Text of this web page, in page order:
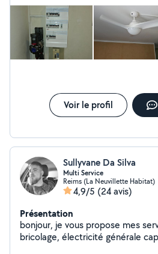
Voir le profil
Sullyvane Da Silva
Multi Service
Reims (La Neuvillette Habitat)
4,9/5 (24 avis)
Présentation
bonjour, je vous propose mes
bricolage, électricité générale